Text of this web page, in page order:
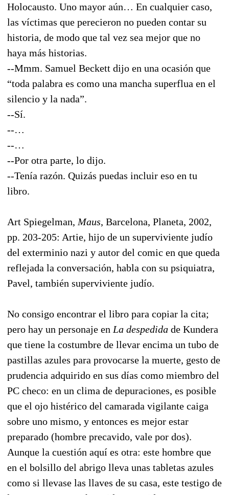
Holocausto. Uno mayor aún… En cualquier caso,
las víctimas que perecieron no pueden contar su
historia, de modo que tal vez sea mejor que no
haya más historias.
--Mmm. Samuel Beckett dijo en una ocasión que
“toda palabra es como una mancha superflua en el
silencio y la nada”.
--Sí.
--…
--…
--Por otra parte, lo dijo.
--Tenía razón. Quizás puedas incluir eso en tu
libro.
Art Spiegelman, Maus, Barcelona, Planeta, 2002,
pp. 203-205: Artie, hijo de un superviviente judío
del exterminio nazi y autor del comic en que queda
reflejada la conversación, habla con su psiquiatra,
Pavel, también superviviente judío.
No consigo encontrar el libro para copiar la cita;
pero hay un personaje en La despedida de Kundera
que tiene la costumbre de llevar encima un tubo de
pastillas azules para provocarse la muerte, gesto de
prudencia adquirido en sus días como miembro del
PC checo: en un clima de depuraciones, es posible
que el ojo histérico del camarada vigilante caiga
sobre uno mismo, y entonces es mejor estar
preparado (hombre precavido, vale por dos).
Aunque la cuestión aquí es otra: este hombre que
en el bolsillo del abrigo lleva unas tabletas azules
como si llevase las llaves de su casa, este testigo de